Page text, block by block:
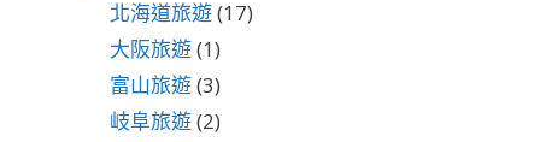
北海道旅遊(17)
大阪旅遊(1)
富山旅遊(3)
岐阜旅遊(2)